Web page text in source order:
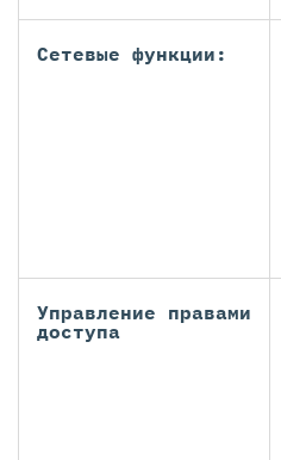
Сетевые функции:
Управление правами
доступа